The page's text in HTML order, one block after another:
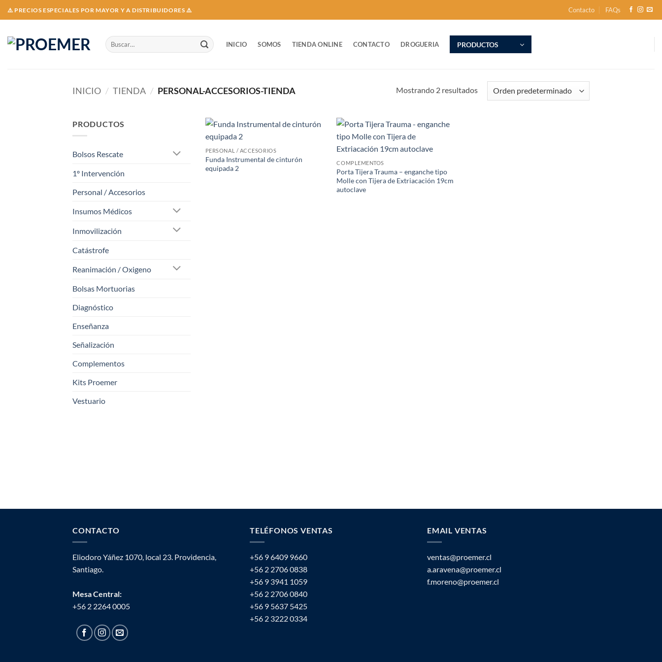
Skip
to
⚠️ PRECIOS ESPECIALES POR MAYOR Y A DISTRIBUIDORES ⚠️ Contacto FAQs
Buscar
por:
INICIO SOMOS TIENDA ONLINE CONTACTO DROGUERIA PRODUCTOS
INICIO / TIENDA / PERSONAL-ACCESORIOS-TIENDA Mostrando 2 resultados
PRODUCTOS
Bolsos Rescate
1º Intervención
Personal / Accesorios
Insumos Médicos
Inmovilización
Catástrofe
Reanimación / Oxigeno
Bolsas Mortuorias
Diagnóstico
Enseñanza
Señalización
Complementos
Kits Proemer
Vestuario
PERSONAL / ACCESORIOS
Funda Instrumental de cinturón
equipada 2
COMPLEMENTOS
Porta Tijera Trauma – enganche tipo
Molle con Tijera de Extriacación 19cm
autoclave
CONTACTO
Eliodoro Yáñez 1070, local 23. Providencia,
Santiago.
Mesa Central:
+56 2 2264 0005
TELÉFONOS VENTAS
+56 9 6409 9660
+56 2 2706 0838
+56 9 3941 1059
+56 2 2706 0840
+56 9 5637 5425
+56 2 3222 0334
EMAIL VENTAS
ventas@proemer.cl
a.aravena@proemer.cl
f.moreno@proemer.cl